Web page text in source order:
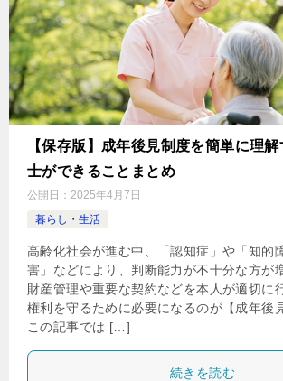
【保存版】成年後見制度を簡単に理
士ができることまとめ
公開日： 2025年4月7日
暮らし・生活
高齢化社会が進む中、「認知症」や「知的
害」などにより、判断能力が不十分な方が
財産管理や重要な契約などを本人が適切に
権利を守るために必要になるのが【成年後
この記事では […]
続きを読む